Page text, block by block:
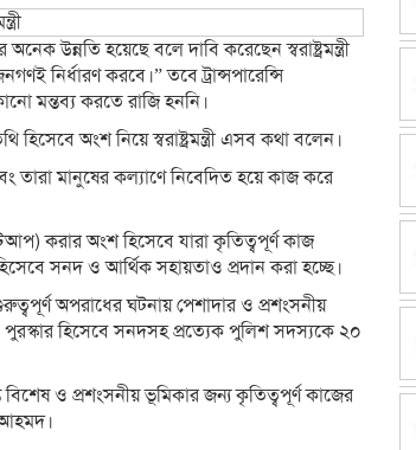
উন্নতি হয়েছে বলে দাবি করেছেন স্বরাষ্ট্রমন্ত্রী
নির্ধারণ করবে।” তবে ট্রান্সপারেন্সি
মন্তব্য করতে রাজি হননি।
অংশ নিয়ে স্বরাষ্ট্রমন্ত্রী এসব কথা বলেন।
তারা মানুষের কল্যাণে নিবেদিত হয়ে কাজ করে
করার অংশ হিসেবে যারা কৃতিত্বপূর্ণ কাজ
সনদ ও আর্থিক সহায়তাও প্রদান করা হচ্ছে।
অপরাধের ঘটনায় পেশাদার ও প্রশংসনীয়
পুরস্কার হিসেবে সনদসহ প্রত্যেক পুলিশ সদস্যকে ২০
ও প্রশংসনীয় ভূমিকার জন্য কৃতিত্বপূর্ণ কাজের
আহমদ।